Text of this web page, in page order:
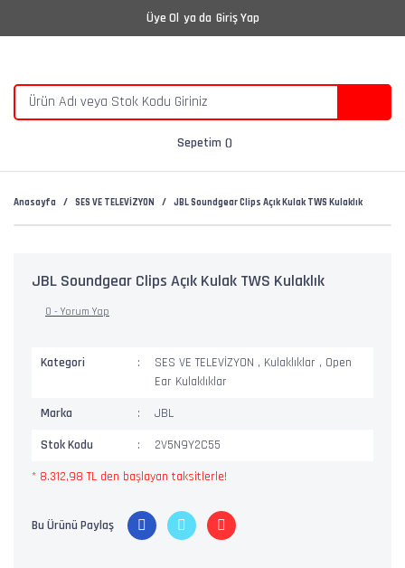
Üye Ol ya da Giriş Yap
Sepetim
Anasayfa SES VE TELEVİZYON JBL Soundgear Clips Açık Kulak TWS Kulaklık
JBL Soundgear Clips Açık Kulak TWS Kulaklık
0 - Yorum Yap
Kategori SES VE TELEVİZYON , Kulaklıklar , Open
Ear Kulaklıklar
Marka
JBL
Stok Kodu
2V5N9Y2C55
* 8.312,98 TL den başlayan taksitlerle!
Bu Ürünü Paylaş